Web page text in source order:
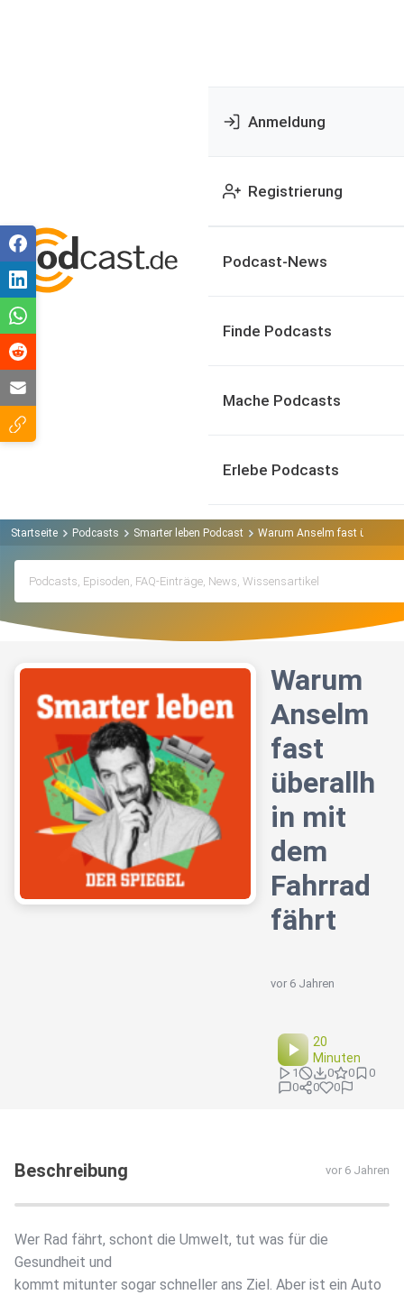
Anmeldung
Registrierung
Podcast-News
Finde Podcasts
Mache Podcasts
Erlebe Podcasts
Startseite Podcasts Smarter leben Podcast Warum Anselm fast
Warum
Anselm
fast
überallh
in mit
dem
Fahrrad
fährt
vor 6 Jahren
20
Minuten
1 0 0
0
0
0 0
Beschreibung vor 6 Jahren
Wer Rad fährt, schont die Umwelt, tut was für die
Gesundheit und
kommt mitunter sogar schneller ans Ziel. Aber ist ein Auto